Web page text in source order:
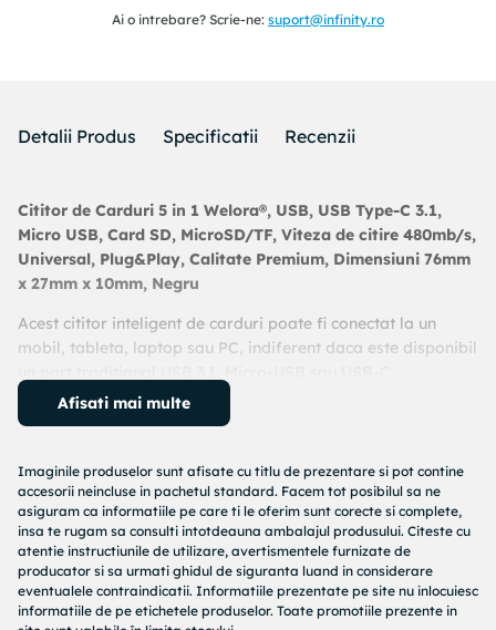
Ai o intrebare? Scrie-ne: suport@infinity.ro
Detalii Produs Specificatii Recenzii
Cititor de Carduri 5 in 1 Welora®, USB, USB Type-C 3.1,
Micro USB, Card SD, MicroSD/TF, Viteza de citire 480mb/s,
Universal, Plug&Play, Calitate Premium, Dimensiuni 76mm
x 27mm x 10mm, Negru
Acest cititor inteligent de carduri poate fi conectat la un
mobil, tableta, laptop sau PC, indiferent daca este disponibil
Citeste si scrie pe carduri SD si Micro SD.
Utilizare pentru citirea, scrierea si stocarea documentelor
de memorie.
Conectare simpla, HOT PLUG si PLUG&PLAY, care nu
necesita instalarea driverelor.
Cititorul de carduri functioneaza perfect cu cardurile SD si
Micro SD cu o capacitate de pana la 128 GB, fapt care va
permite sa transferati fisiere mai mari.
Afisati mai multe
Imaginile produselor sunt afisate cu titlu de prezentare si pot contine
accesorii neincluse in pachetul standard. Facem tot posibilul sa ne
asiguram ca informatiile pe care ti le oferim sunt corecte si complete,
insa te rugam sa consulti intotdeauna ambalajul produsului. Citeste cu
atentie instructiunile de utilizare, avertismentele furnizate de
producator si sa urmati ghidul de siguranta luand in considerare
eventualele contraindicatii. Informatiile prezentate pe site nu inlocuiesc
informatiile de pe etichetele produselor. Toate promotiile prezente in